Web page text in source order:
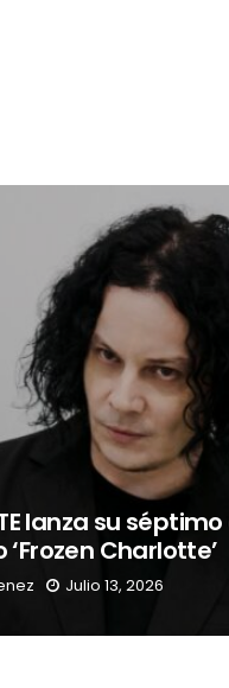
lanza su
Charlotte’
Julio 13, 2026